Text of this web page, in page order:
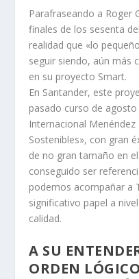
Parafraseando a Roger
finales de los sesenta
realidad que «lo
seguir siendo, aún más
en su proyecto Smart.
En Santander, este
pasado curso de
Internacional
Sostenibles», con gran
de no gran tamaño en
conseguido ser
podemos acompañar a
significativo papel a
calidad.
A SU
ORDEN